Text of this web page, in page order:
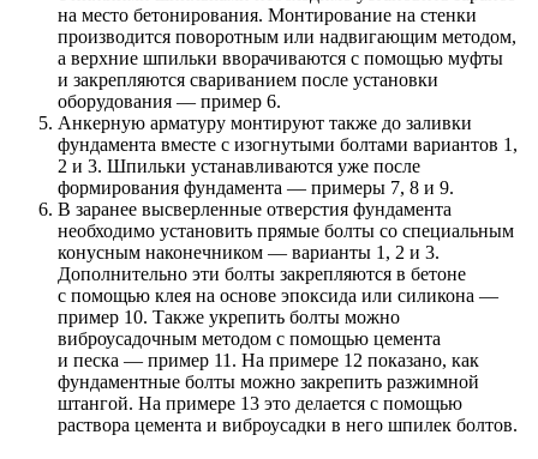
на место бетонирования. Монтирование на стенки
производится поворотным или надвигающим методом,
а верхние шпильки вворачиваются с помощью муфты
и закрепляются свариванием после установки
оборудования — пример 6.
Анкерную арматуру монтируют также до заливки
фундамента вместе с изогнутыми болтами вариантов 1,
2 и 3. Шпильки устанавливаются уже после
формирования фундамента — примеры 7, 8 и 9.
В заранее высверленные отверстия фундамента
необходимо установить прямые болты со специальным
конусным наконечником — варианты 1, 2 и 3.
Дополнительно эти болты закрепляются в бетоне
с помощью клея на основе эпоксида или силикона —
пример 10. Также укрепить болты можно
виброусадочным методом с помощью цемента
и песка — пример 11. На примере 12 показано, как
фундаментные болты можно закрепить разжимной
штангой. На примере 13 это делается с помощью
раствора цемента и виброусадки в него шпилек болтов.